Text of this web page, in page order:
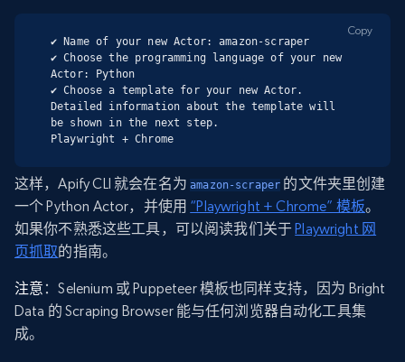
✔ Name of your new Actor: amazon-scraper
✔ Choose the programming language of your new
Actor: Python
✔ Choose a template for your new Actor.
Detailed information about the template will
be shown in the next step.
Playwright + Chrome
Copy
这样，Apify CLI 就会在名为amazon-scraper 的文件夹里创建
一个 Python Actor，并使用 “Playwright + Chrome” 模板。
如果你不熟悉这些工具，可以阅读我们关于Playwright 网
页抓取的指南。
注意 ：Selenium 或 Puppeteer 模板也同样支持，因为 Bright
Data 的 Scraping Browser 能与任何浏览器自动化工具集
成。